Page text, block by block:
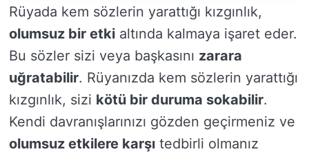
Rüyada kem sözlerin yarattığı kızgınlık,
olumsuz bir etki altında kalmaya işaret eder.
Bu sözler sizi veya başkasını zarara
uğratabilir. Rüyanızda kem sözlerin yarattığı
kızgınlık, sizi kötü bir duruma sokabilir.
Kendi davranışlarınızı gözden geçirmeniz ve
olumsuz etkilere karşı tedbirli olmanız